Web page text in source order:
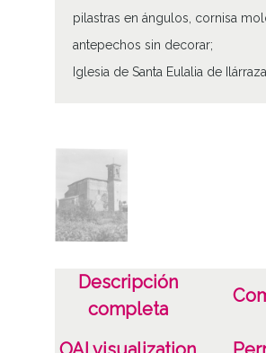
pilastras en ángulos, cornisa
antepechos sin decorar;
Iglesia de Santa Eulalia de Ilárraza
Características del
Tipo de imagen: Positivos Imagen
Plata;
Fecha
19400101
Descripción
completa